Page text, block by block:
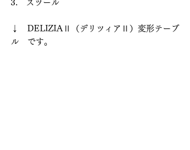
3.　スツール
↓　DELIZIAⅡ（デリツィアⅡ）変形テーブ
ル　です。